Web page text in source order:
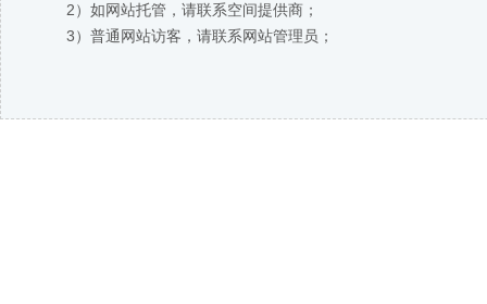
2）如网站托管，请联系空间提供商；
3）普通网站访客，请联系网站管理员；